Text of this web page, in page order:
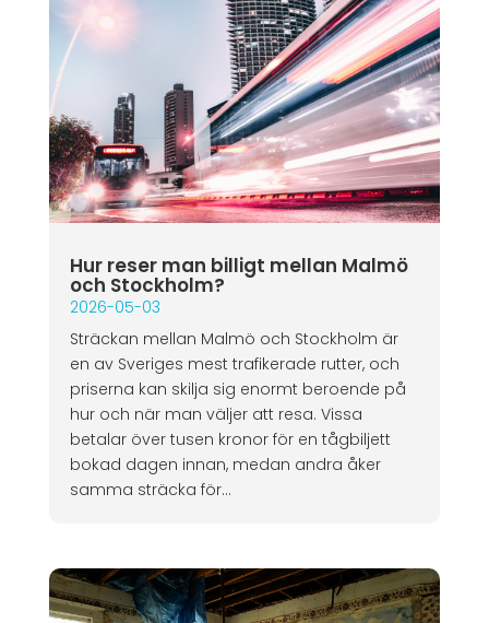
Hur reser man billigt mellan Malmö
och Stockholm?
2026-05-03
Sträckan mellan Malmö och Stockholm är
en av Sveriges mest trafikerade rutter, och
priserna kan skilja sig enormt beroende på
hur och när man väljer att resa. Vissa
betalar över tusen kronor för en tågbiljett
bokad dagen innan, medan andra åker
samma sträcka för...